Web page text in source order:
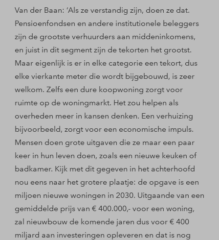
Van der Baan: ‘Als ze verstandig zijn, doen ze dat.
Pensioenfondsen en andere institutionele beleggers
zijn de grootste verhuurders aan middeninkomens,
en juist in dit segment zijn de tekorten het grootst.
Maar eigenlijk is er in elke categorie een tekort, dus
elke vierkante meter die wordt bijgebouwd, is zeer
welkom. Zelfs een dure koopwoning zorgt voor
ruimte op de woningmarkt. Het zou helpen als
overheden meer in kansen denken. Een verhuizing
bijvoorbeeld, zorgt voor een economische impuls.
Mensen doen grote uitgaven die ze maar een paar
keer in hun leven doen, zoals een nieuwe keuken of
badkamer. Kijk met dit gegeven in het achterhoofd
nou eens naar het grotere plaatje: de opgave is een
miljoen nieuwe woningen in 2030. Uitgaande van een
gemiddelde prijs van € 400.000,- voor een woning,
zal nieuwbouw de komende jaren dus voor € 400
miljard aan investeringen opleveren en dat is nog